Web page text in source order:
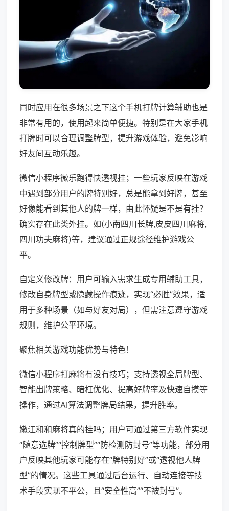
同时应用在很多场景之下这个手机打牌计算辅助也是
非常有用的，使用起来简单便捷。特别是在大家手机
打牌时可以合理调整牌型，提升游戏体验，避免影响
好友间互动乐趣。
微信小程序微乐跑得快透视挂；一些玩家反映在游戏
中遇到部分用户的牌特别好，总是能拿到好牌，甚至
好像能看到其他人的牌一样，由此怀疑是不是有挂？
确实存在此类外挂。如(小南四川长牌,皮皮四川麻将,
四川功夫麻将)等，建议通过正规途径维护游戏公
平。
自定义修改牌：用户可输入需求生成专用辅助工具，
修改自身牌型或隐藏操作痕迹，实现“必胜”效果，适
用于多种场景（如与好友对局），但需注意遵守游戏
规则，维护公平环境。
聚焦相关游戏功能优势与特色！
微信小程序打麻将有没有技巧；支持透视全局牌型、
智能出牌策略、暗杠优化、提高好牌率及快速自摸等
操作，通过AI算法调整牌局结果，提升胜率。
嫩江和和麻将真的挂吗；用户可通过第三方软件实现
“随意选牌”“控制牌型”“防检测防封号”等功能，部分用
户反映其他玩家可能存在“牌特别好”或“透视他人牌
型”的情况。这些工具通过后台运行、自动连接等技
术手段实现不平公，且“安全性高”“不被封号”。